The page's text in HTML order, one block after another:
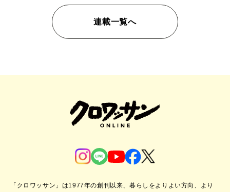
連載一覧へ
「クロワッサン」は1977年の創刊以来、暮らしをよりよい方向、より